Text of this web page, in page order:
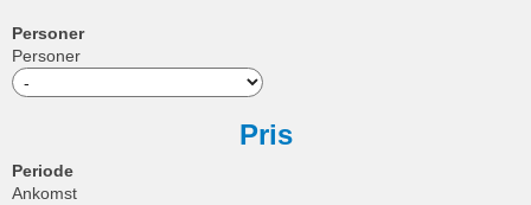
Personer
Personer
Pris
Periode
Ankomst